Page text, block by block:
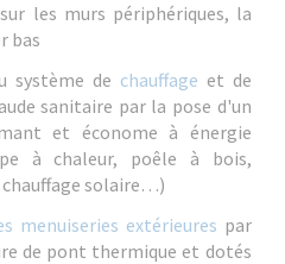
les murs périphériques, la
bas
système de chauffage et de
sanitaire par la pose d'un
et économe à énergie
à chaleur, poêle à bois,
chauffage solaire…)
menuiseries extérieures par
de pont thermique et dotés